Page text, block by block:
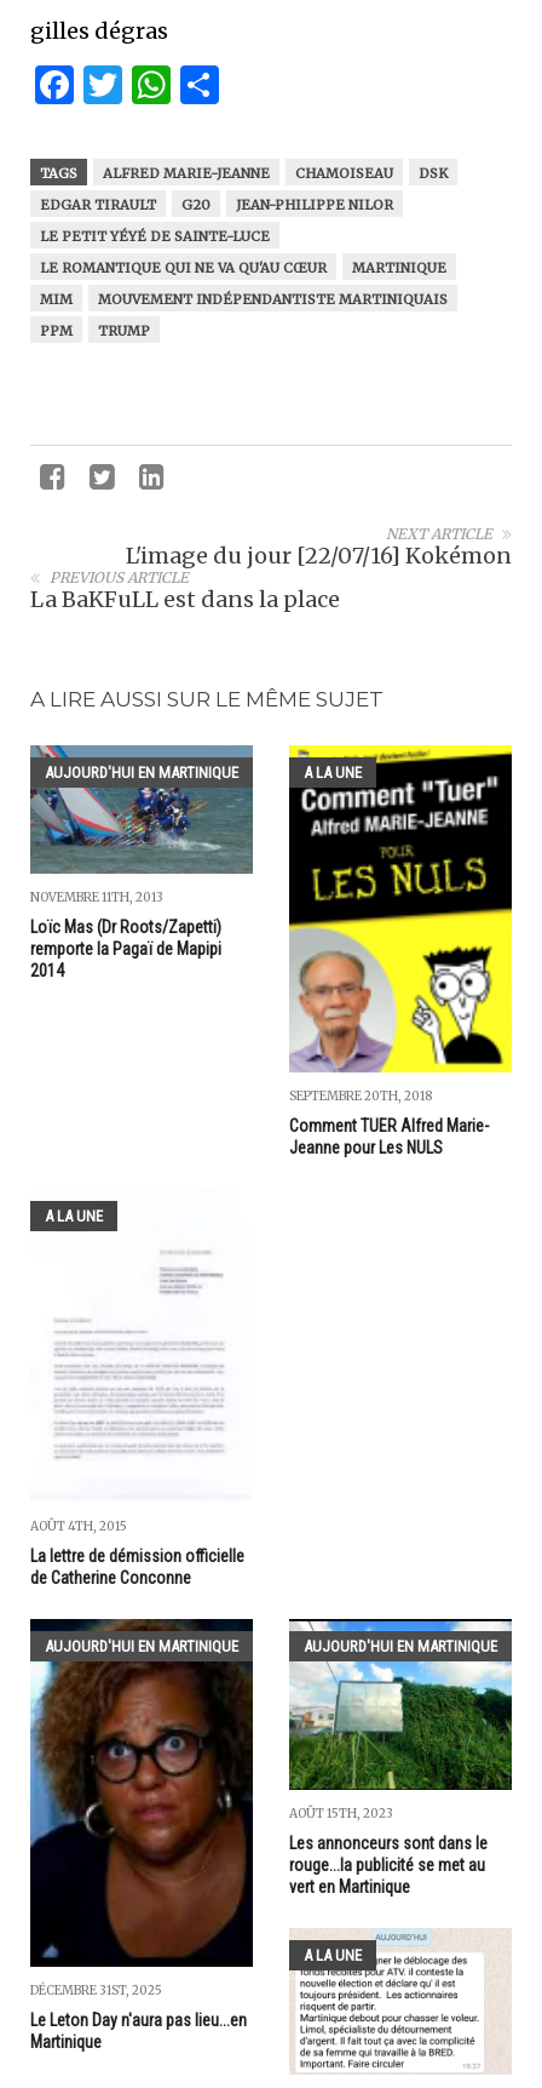
gilles dégras
Facebook
Twitter
WhatsApp
TAGS ALFRED MARIE-JEANNE CHAMOISEAU
DSK
EDGAR TIRAULT
G20
JEAN-PHILIPPE NILOR
LE PETIT YÉYÉ DE SAINTE-LUCE
LE ROMANTIQUE QUI NE VA QU'AU CŒUR
MARTINIQUE
MIM
MOUVEMENT INDÉPENDANTISTE MARTINIQUAIS
PPM
TRUMP
NEXT ARTICLE
L'image du jour [22/07/16] Kokémon
PREVIOUS ARTICLE
La BaKFuLL est dans la place
A LIRE AUSSI SUR LE MÊME SUJET
AUJOURD'HUI EN MARTINIQUE
NOVEMBRE 11TH, 2013
Loïc Mas (Dr Roots/Zapetti)
remporte la Pagaï de Mapipi
2014
A LA UNE
SEPTEMBRE 20TH, 2018
Comment TUER Alfred Marie-
Jeanne pour Les NULS
A LA UNE
AOÛT 4TH, 2015
La lettre de démission officielle
de Catherine Conconne
AUJOURD'HUI EN MARTINIQUE
DÉCEMBRE 31ST, 2025
Le Leton Day n'aura pas lieu...en
Martinique
AUJOURD'HUI EN MARTINIQUE
AOÛT 15TH, 2023
Les annonceurs sont dans le
rouge...la publicité se met au
vert en Martinique
A LA UNE